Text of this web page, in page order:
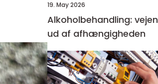
19. May 2026
Alkoholbehandling: vejen
ud af afhængigheden